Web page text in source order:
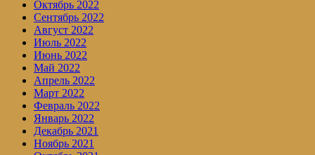
Октябрь 2022
Сентябрь 2022
Август 2022
Июль 2022
Июнь 2022
Май 2022
Апрель 2022
Март 2022
Февраль 2022
Январь 2022
Декабрь 2021
Ноябрь 2021